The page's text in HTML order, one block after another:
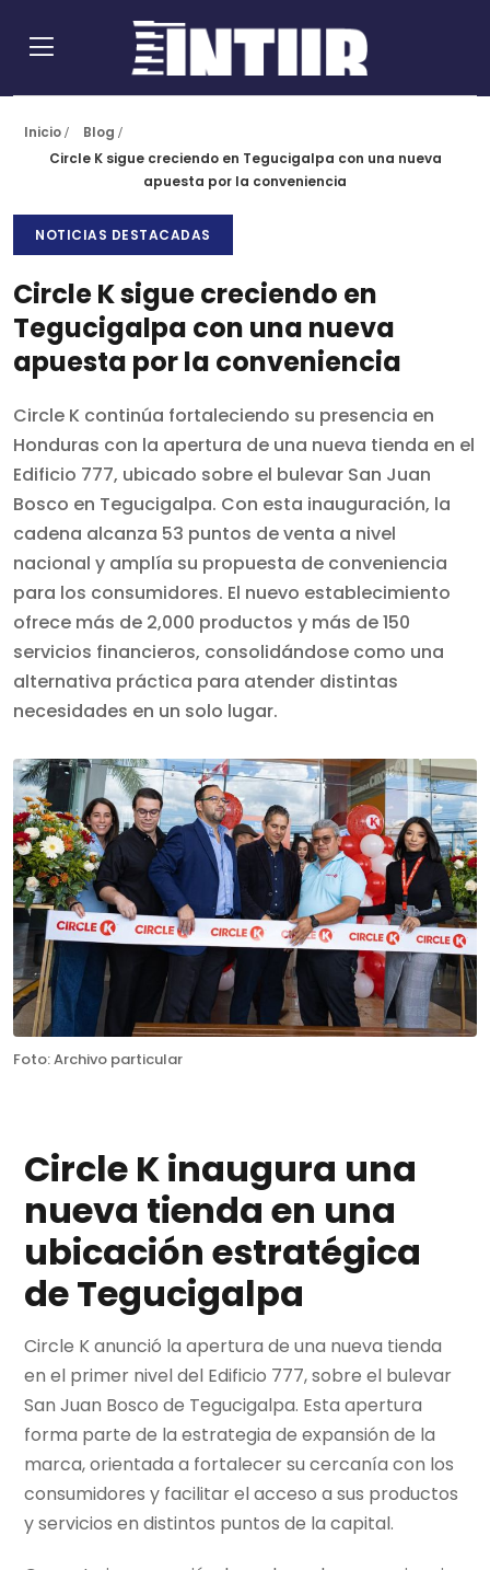
Inicio
Blog
Circle K sigue creciendo en Tegucigalpa con una nueva
apuesta por la conveniencia
NOTICIAS DESTACADAS
Circle K sigue creciendo en
Tegucigalpa con una nueva
apuesta por la conveniencia
Circle K continúa fortaleciendo su presencia en
Honduras con la apertura de una nueva tienda en el
Edificio 777, ubicado sobre el bulevar San Juan
Bosco en Tegucigalpa. Con esta inauguración, la
cadena alcanza 53 puntos de venta a nivel
nacional y amplía su propuesta de conveniencia
para los consumidores. El nuevo establecimiento
ofrece más de 2,000 productos y más de 150
servicios financieros, consolidándose como una
alternativa práctica para atender distintas
necesidades en un solo lugar.
Foto: Archivo particular
Circle K inaugura una
nueva tienda en una
ubicación estratégica
de Tegucigalpa
Circle K anunció la apertura de una nueva tienda
en el primer nivel del Edificio 777, sobre el bulevar
San Juan Bosco de Tegucigalpa. Esta apertura
forma parte de la estrategia de expansión de la
marca, orientada a fortalecer su cercanía con los
consumidores y facilitar el acceso a sus productos
y servicios en distintos puntos de la capital.